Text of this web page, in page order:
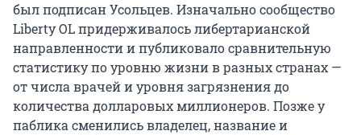
был подписан Усольцев. Изначально сообщество
Liberty OL придерживалось либертарианской
направленности и публиковало сравнительную
статистику по уровню жизни в разных странах —
от числа врачей и уровня загрязнения до
количества долларовых миллионеров. Позже у
паблика сменились владелец, название и